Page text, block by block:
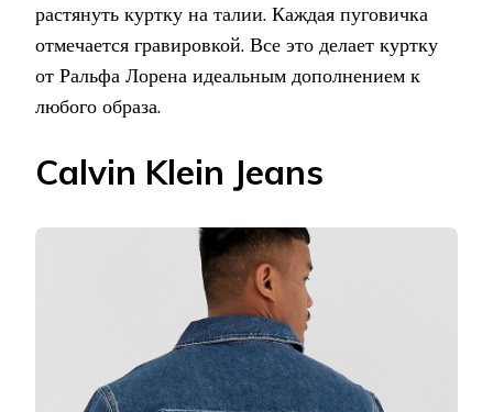
растянуть куртку на талии. Каждая пуговичка
отмечается гравировкой. Все это делает куртку
от Ральфа Лорена идеальным дополнением к
любого образа.
Calvin Klein Jeans